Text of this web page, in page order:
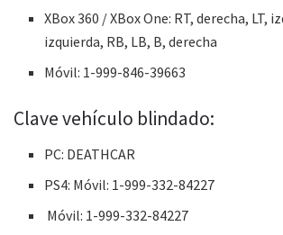
XBox 360 / XBox One: RT, derecha, LT,
izquierda, RB, LB, B, derecha
Móvil: 1-999-846-39663
Clave vehículo blindado:
PC: DEATHCAR
PS4: Móvil: 1-999-332-84227
Móvil: 1-999-332-84227